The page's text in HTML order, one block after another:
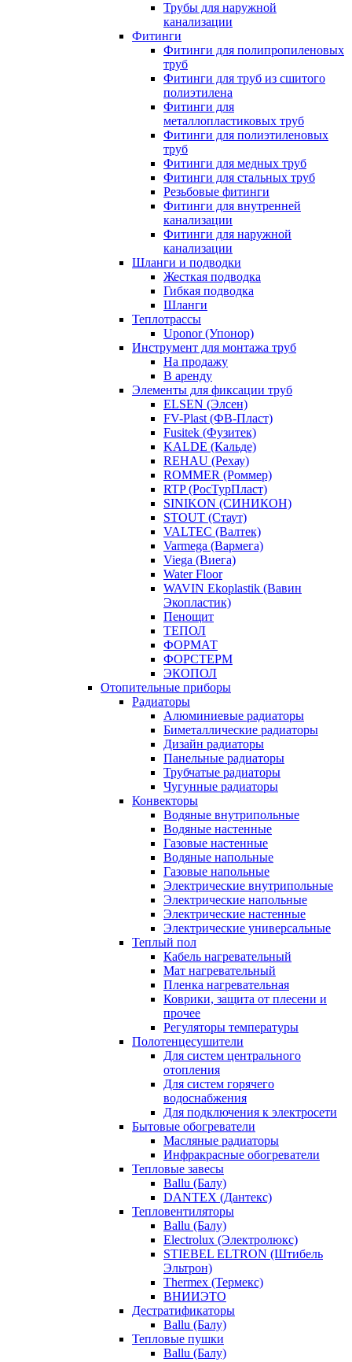
Трубы для наружной
канализации
Фитинги
Фитинги для полипропиленовых
труб
Фитинги для труб из сшитого
полиэтилена
Фитинги для
металлопластиковых труб
Фитинги для полиэтиленовых
труб
Фитинги для медных труб
Фитинги для стальных труб
Резьбовые фитинги
Фитинги для внутренней
канализации
Фитинги для наружной
канализации
Шланги и подводки
Жесткая подводка
Гибкая подводка
Шланги
Теплотрассы
Uponor (Упонор)
Инструмент для монтажа труб
На продажу
В аренду
Элементы для фиксации труб
ELSEN (Элсен)
FV-Plast (ФВ-Пласт)
Fusitek (Фузитек)
KALDE (Кальде)
REHAU (Рехау)
ROMMER (Роммер)
RTP (РосТурПласт)
SINIKON (СИНИКОН)
STOUT (Стаут)
VALTEC (Валтек)
Varmega (Вармега)
Viega (Виега)
Water Floor
WAVIN Ekoplastik (Вавин
Экопластик)
Пенощит
ТЕПОЛ
ФОРМАТ
ФОРСТЕРМ
ЭКОПОЛ
Отопительные приборы
Радиаторы
Алюминиевые радиаторы
Биметаллические радиаторы
Дизайн радиаторы
Панельные радиаторы
Трубчатые радиаторы
Чугунные радиаторы
Конвекторы
Водяные внутрипольные
Водяные настенные
Газовые настенные
Водяные напольные
Газовые напольные
Электрические внутрипольные
Электрические напольные
Электрические настенные
Электрические универсальные
Теплый пол
Кабель нагревательный
Мат нагревательный
Пленка нагревательная
Коврики, защита от плесени и
прочее
Регуляторы температуры
Полотенцесушители
Для систем центрального
отопления
Для систем горячего
водоснабжения
Для подключения к электросети
Бытовые обогреватели
Масляные радиаторы
Инфракрасные обогреватели
Тепловые завесы
Ballu (Балу)
DANTEX (Дантекс)
Тепловентиляторы
Ballu (Балу)
Electrolux (Электролюкс)
STIEBEL ELTRON (Штибель
Эльтрон)
Thermex (Термекс)
ВНИИЭТО
Дестратификаторы
Ballu (Балу)
Тепловые пушки
Ballu (Балу)